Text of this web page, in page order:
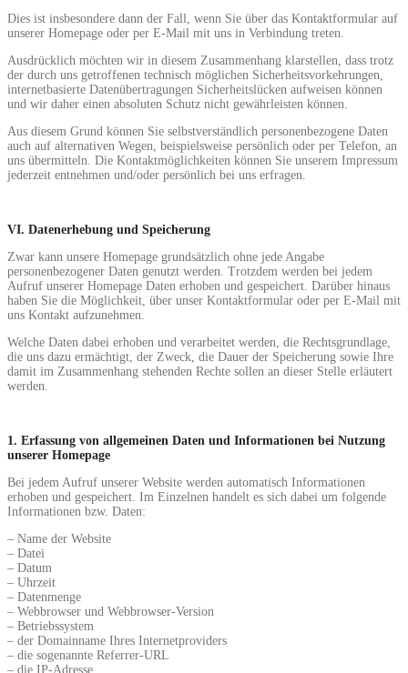
Dies ist insbesondere dann der Fall, wenn Sie über das Kontaktformular auf
unserer Homepage oder per E-Mail mit uns in Verbindung treten.
Ausdrücklich möchten wir in diesem Zusammenhang klarstellen, dass trotz
der durch uns getroffenen technisch möglichen Sicherheitsvorkehrungen,
internetbasierte Datenübertragungen Sicherheitslücken aufweisen können
und wir daher einen absoluten Schutz nicht gewährleisten können.
Aus diesem Grund können Sie selbstverständlich personenbezogene Daten
auch auf alternativen Wegen, beispielsweise persönlich oder per Telefon, an
uns übermitteln. Die Kontaktmöglichkeiten können Sie unserem Impressum
jederzeit entnehmen und/oder persönlich bei uns erfragen.
VI. Datenerhebung und Speicherung
Zwar kann unsere Homepage grundsätzlich ohne jede Angabe
personenbezogener Daten genutzt werden. Trotzdem werden bei jedem
Aufruf unserer Homepage Daten erhoben und gespeichert. Darüber hinaus
haben Sie die Möglichkeit, über unser Kontaktformular oder per E-Mail mit
uns Kontakt aufzunehmen.
Welche Daten dabei erhoben und verarbeitet werden, die Rechtsgrundlage,
die uns dazu ermächtigt, der Zweck, die Dauer der Speicherung sowie Ihre
damit im Zusammenhang stehenden Rechte sollen an dieser Stelle erläutert
werden.
1. Erfassung von allgemeinen Daten und Informationen bei Nutzung
unserer Homepage
Bei jedem Aufruf unserer Website werden automatisch Informationen
erhoben und gespeichert. Im Einzelnen handelt es sich dabei um folgende
Informationen bzw. Daten:
– Name der Website
– Datei
– Datum
– Uhrzeit
– Datenmenge
– Webbrowser und Webbrowser-Version
– Betriebssystem
– der Domainname Ihres Internetproviders
– die sogenannte Referrer-URL
– die IP-Adresse.